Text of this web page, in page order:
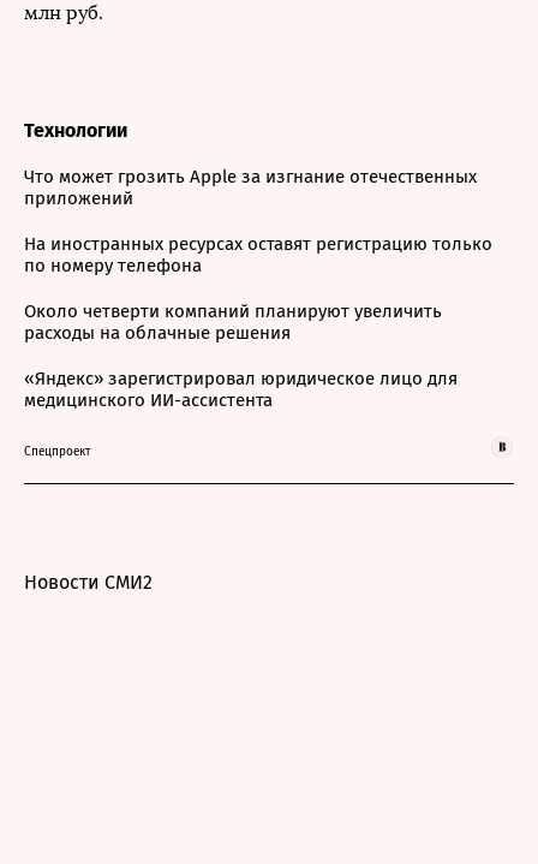
млн руб.
Технологии
Что может грозить Apple за изгнание отечественных
приложений
На иностранных ресурсах оставят регистрацию только
по номеру телефона
Около четверти компаний планируют увеличить
расходы на облачные решения
«Яндекс» зарегистрировал юридическое лицо для
медицинского ИИ-ассистента
Спецпроект
Новости СМИ2